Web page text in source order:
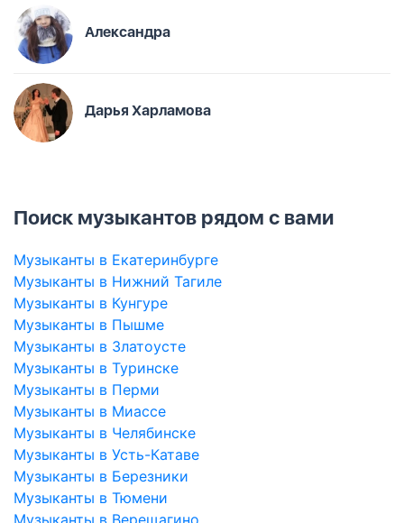
Александра
Дарья Харламова
Поиск музыкантов рядом с вами
Музыканты в Екатеринбурге
Музыканты в Нижний Тагиле
Музыканты в Кунгуре
Музыканты в Пышме
Музыканты в Златоусте
Музыканты в Туринске
Музыканты в Перми
Музыканты в Миассе
Музыканты в Челябинске
Музыканты в Усть-Катаве
Музыканты в Березники
Музыканты в Тюмени
Музыканты в Верещагино